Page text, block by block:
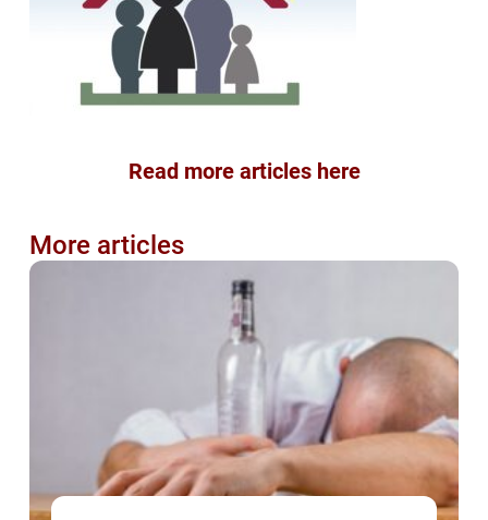
Read more articles here
More articles